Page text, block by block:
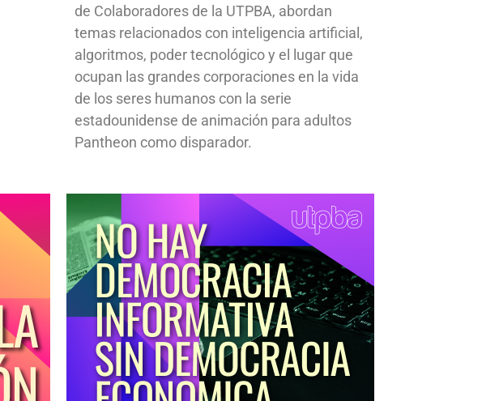
de Colaboradores de la UTPBA, abordan
temas relacionados con inteligencia artificial,
algoritmos, poder tecnológico y el lugar que
ocupan las grandes corporaciones en la vida
de los seres humanos con la serie
estadounidense de animación para adultos
Pantheon como disparador.